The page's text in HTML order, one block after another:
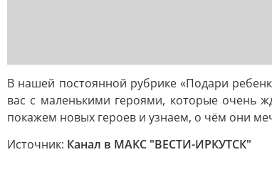
В нашей постоянной рубрике «Подари
вас с маленькими героями, которые очень
покажем новых героев и узнаем, о чём они
Источник: Канал в МАКС "ВЕСТИ-ИРКУТСК"